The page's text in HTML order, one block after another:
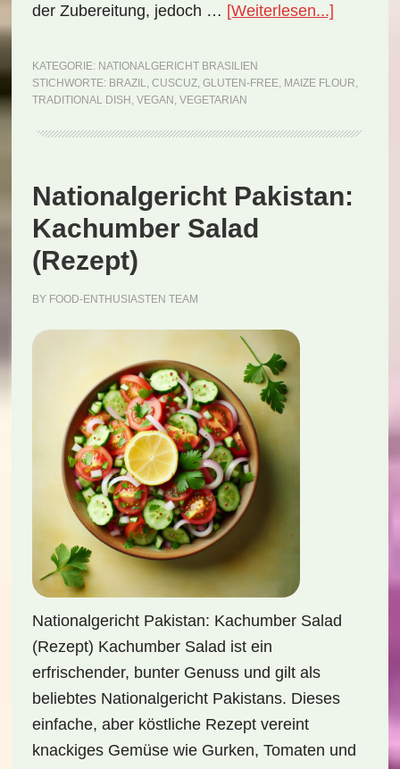
der Zubereitung, jedoch … [Weiterlesen...]
(Rezept)
KATEGORIE: NATIONALGERICHT BRASILIEN
STICHWORTE: BRAZIL, CUSCUZ, GLUTEN-FREE, MAIZE FLOUR,
TRADITIONAL DISH , VEGAN , VEGETARIAN
Nationalgericht Pakistan:
Kachumber Salad
(Rezept)
BY FOOD-ENTHUSIASTEN TEAM
Nationalgericht Pakistan: Kachumber Salad
(Rezept) Kachumber Salad ist ein
erfrischender, bunter Genuss und gilt als
beliebtes Nationalgericht Pakistans. Dieses
einfache, aber köstliche Rezept vereint
knackiges Gemüse wie Gurken, Tomaten und